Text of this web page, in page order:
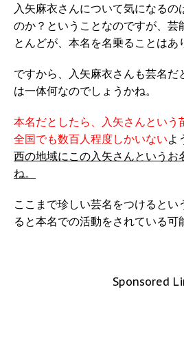
入矢麻衣さんについて気になるの
のか？ということなのですが、芸
とんどが、本名を名乗ることはあ
ですから、入矢麻衣さんも芸名だ
は一体何なのでしょうかね。
本名だとしたら、入矢さんという
全国でも数百人程度しかいないよ
西の地域にこの入矢さんというお
ね。
ここまで珍しい芸名をつけるとい
ると本名での活動をされている可
Sponsored